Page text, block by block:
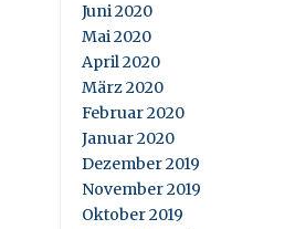
Juni 2020
Mai 2020
April 2020
März 2020
Februar 2020
Januar 2020
Dezember 2019
November 2019
Oktober 2019